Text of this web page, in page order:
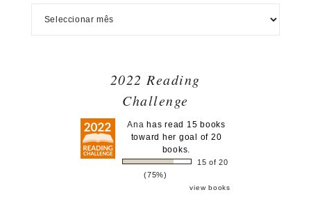
2022 Reading
Challenge
Ana has read 15 books
toward her goal of 20
books.
15 of 20
(75%)
view books